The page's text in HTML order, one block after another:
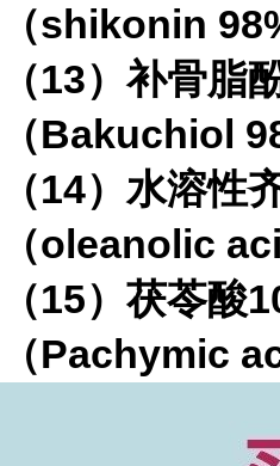
（shikonin
（13）补骨脂
（Bakuchiol
（14）水溶性
（oleanolic
（15）茯苓酸
（Pachymic